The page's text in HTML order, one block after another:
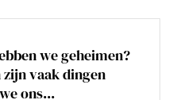
we geheimen?
zijn vaak dingen
ons...